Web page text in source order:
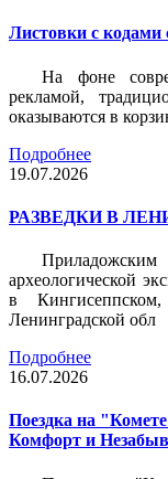
Листовки c
На фоне
рекламой,
оказываются в
Подробнее
19.07.2026
РАЗВЕДКИ В
археологической
в
Ленинградской обл
Подробнее
16.07.2026
Поездка на
Комфорт и